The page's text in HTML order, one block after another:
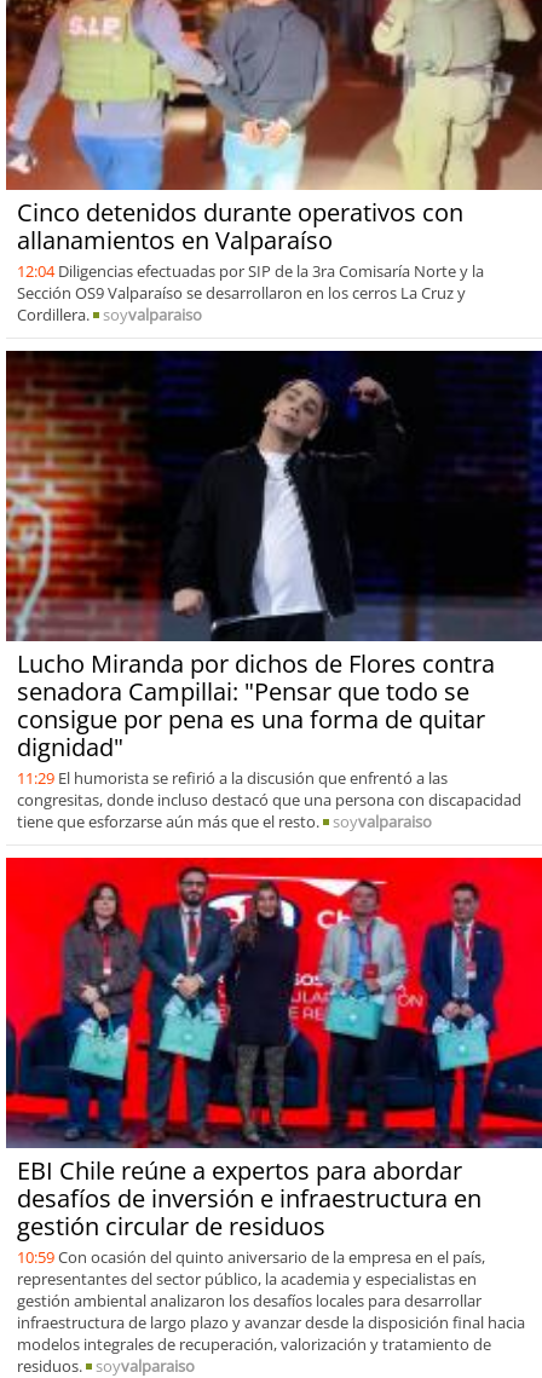
Cinco detenidos durante operativos con
allanamientos en Valparaíso
12:04 Diligencias efectuadas por SIP de la 3ra Comisaría Norte y la
Sección OS9 Valparaíso se desarrollaron en los cerros La Cruz y
Cordillera.
soyvalparaiso
Lucho Miranda por dichos de Flores contra
senadora Campillai: "Pensar que todo se
consigue por pena es una forma de quitar
dignidad"
11:29 El humorista se refirió a la discusión que enfrentó a las
congresitas, donde incluso destacó que una persona con discapacidad
tiene que esforzarse aún más que el resto.
soyvalparaiso
EBI Chile reúne a expertos para abordar
desafíos de inversión e infraestructura en
gestión circular de residuos
10:59Con ocasión del quinto aniversario de la empresa en el país,
representantes del sector público, la academia y especialistas en
gestión ambiental analizaron los desafíos locales para desarrollar
infraestructura de largo plazo y avanzar desde la disposición final hacia
modelos integrales de recuperación, valorización y tratamiento de
residuos.
soyvalparaiso